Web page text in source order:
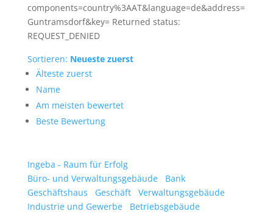
components=country%3AAT&language=de&address=
Guntramsdorf&key= Returned status:
REQUEST_DENIED
Sortieren: Neueste zuerst
Älteste zuerst
Name
Am meisten bewertet
Beste Bewertung
Ingeba - Raum für Erfolg
Büro- und Verwaltungsgebäude
Bank
Geschäftshaus
Geschäft
Verwaltungsgebäude
Industrie und Gewerbe
Betriebsgebäude